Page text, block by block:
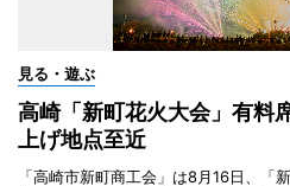
見る・遊ぶ
高崎「新町花火大会」有料
上げ地点至近
「高崎市新町商工会」は8月16日、「